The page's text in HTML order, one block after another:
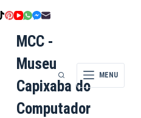
MCC -
Museu
Capixaba do
Computador
MENU